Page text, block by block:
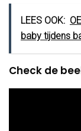
LEES OOK:
baby tijdens
Check de